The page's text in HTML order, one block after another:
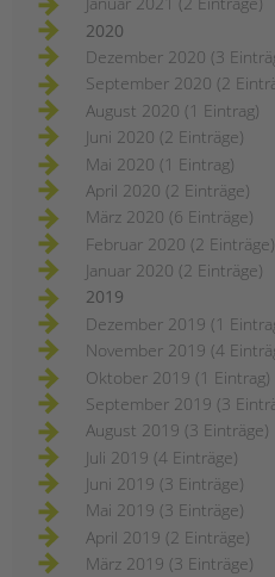
2020
Dezember 2020 (3
September 2020 (2
August 2020 (1 Eintrag)
Juni 2020 (2 Einträge)
Mai 2020 (1 Eintrag)
April 2020 (2 Einträge)
März 2020 (6 Einträge)
Februar 2020 (2 Einträge)
Januar 2020 (2 Einträge)
2019
Dezember 2019 (1
November 2019 (4
Oktober 2019 (1 Eintrag)
September 2019 (3
August 2019 (3 Einträge)
Juli 2019 (4 Einträge)
Juni 2019 (3 Einträge)
Mai 2019 (3 Einträge)
April 2019 (2 Einträge)
März 2019 (3 Einträge)